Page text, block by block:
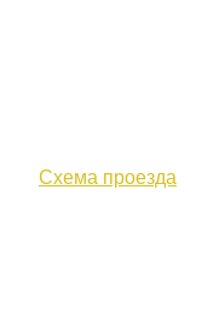
Схема проезда